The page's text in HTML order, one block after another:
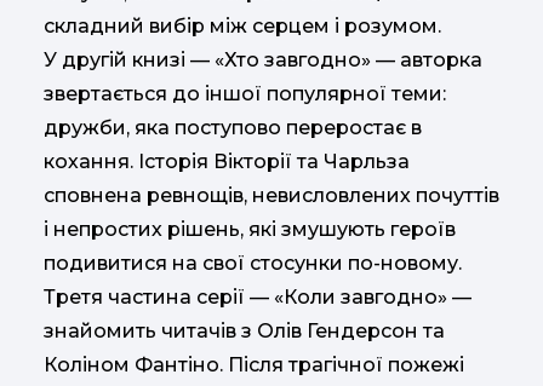
складний вибір між серцем і розумом.
У другій книзі — «Хто завгодно» — авторка
звертається до іншої популярної теми:
дружби, яка поступово переростає в
кохання. Історія Вікторії та Чарльза
сповнена ревнощів, невисловлених почуттів
і непростих рішень, які змушують героїв
подивитися на свої стосунки по-новому.
Третя частина серії — «Коли завгодно» —
знайомить читачів з Олів Гендерсон та
Коліном Фантіно. Після трагічної пожежі